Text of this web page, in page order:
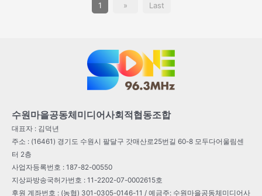
1 » Last
수원마을공동체미디어사회적협동조합
대표자 : 김덕년
주소 : (16461) 경기도 수원시 팔달구 갓매산로25번길 60-8 모두다어울림센
터 2층
사업자등록번호 : 187-82-00550
지상파방송국허가번호 : 11-2202-07-0002615호
후원 계좌번호 : (농협) 301-0305-0146-11 / 예금주: 수원마을공동체미디어사